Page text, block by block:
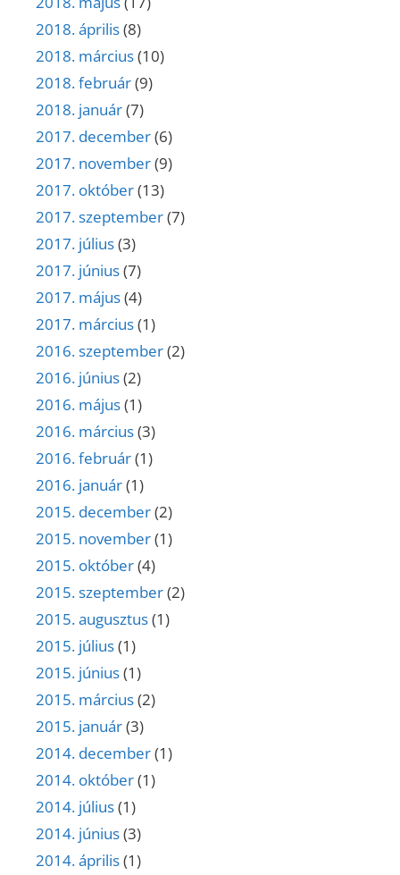
2018. április(8)
2018. március(10)
2018. február(9)
2018. január(7)
2017. december(6)
2017. november(9)
2017. október(13)
2017. szeptember(7)
2017. július(3)
2017. június(7)
2017. május(4)
2017. március(1)
2016. szeptember(2)
2016. június(2)
2016. május(1)
2016. március(3)
2016. február(1)
2016. január(1)
2015. december(2)
2015. november(1)
2015. október(4)
2015. szeptember(2)
2015. augusztus(1)
2015. július(1)
2015. június(1)
2015. március(2)
2015. január(3)
2014. december(1)
2014. október(1)
2014. július(1)
2014. június(3)
2014. április(1)